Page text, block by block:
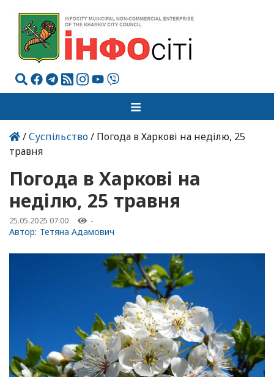
/Суспільство/ Погода в Харкові на неділю, 25
травня
Погода в Харкові на
неділю, 25 травня
25.05.2025 07:00 -
Автор: Тетяна Адамович